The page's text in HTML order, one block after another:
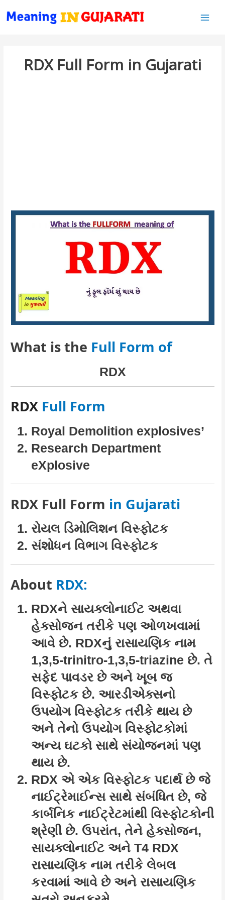
RDX Full Form in Gujarati
What is the Full Form of
RDX
RDX Full Form
Royal Demolition explosives’
Research Department
eXplosive
RDX Full Form in Gujarati
રોયલ ડિમોલિશન વિસ્ફોટક
સંશોધન વિભાગ વિસ્ફોટક
About RDX:
RDXને સાયક્લોનાઈટ અથવા
હેક્સોજન તરીકે પણ ઓળખવામાં
આવે છે. RDXનું રાસાયણિક નામ
1,3,5-trinitro-1,3,5-triazine છે. તે
સફેદ પાવડર છે અને ખૂબ જ
વિસ્ફોટક છે. આરડીએક્સનો
ઉપયોગ વિસ્ફોટક તરીકે થાય છે
અને તેનો ઉપયોગ વિસ્ફોટકોમાં
અન્ય ઘટકો સાથે સંયોજનમાં પણ
થાય છે.
RDX એ એક વિસ્ફોટક પદાર્થ છે જે
નાઈટ્રેમાઈન્સ સાથે સંબંધિત છે, જે
કાર્બનિક નાઈટ્રેટમાંથી વિસ્ફોટકોની
શ્રેણી છે. ઉપરાંત, તેને હેક્સોજન,
સાયક્લોનાઈટ અને T4 RDX
રાસાયણિક નામ તરીકે લેબલ
કરવામાં આવે છે અને રાસાયણિક